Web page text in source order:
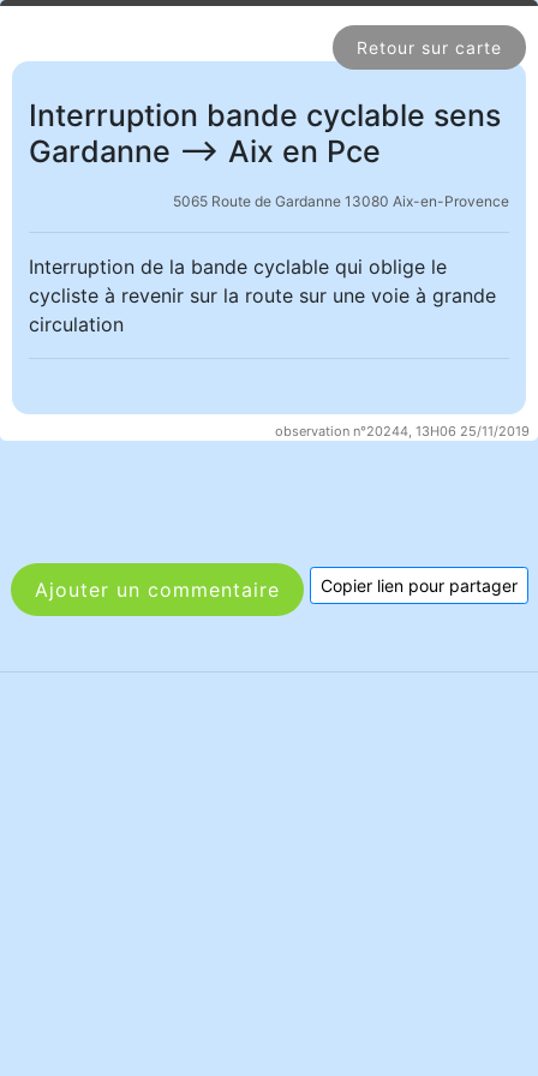
Retour sur carte
observation n°20244, 13H06 25/11/2019
Interruption bande cyclable sens
Gardanne --> Aix en Pce
5065 Route de Gardanne 13080 Aix-en-Provence
Interruption de la bande cyclable qui oblige le
cycliste à revenir sur la route sur une voie à grande
circulation
Ajouter un commentaire Copier lien pour partager